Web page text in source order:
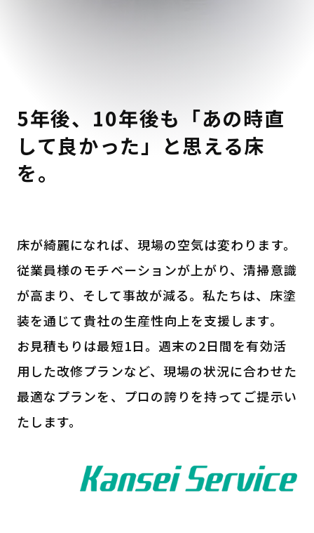
5年後、10年後も「あの時直
して良かった」と思える床
を。
床が綺麗になれば、現場の空気は変わります。
従業員様のモチベーションが上がり、清掃意識
が高まり、そして事故が減る。私たちは、床塗
装を通じて貴社の生産性向上を支援します。
お見積もりは最短1日。週末の2日間を有効活
用した改修プランなど、現場の状況に合わせた
最適なプランを、プロの誇りを持ってご提示い
たします。